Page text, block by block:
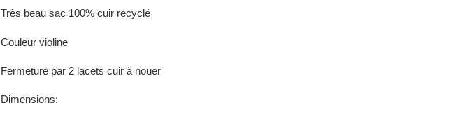
d'un
à
panier
Très beau sac 100% cuir recyclé
Couleur violine
Fermeture par 2 lacets cuir à nouer
Dimensions: